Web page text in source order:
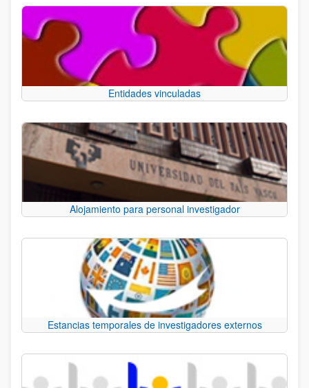
Entidades vinculadas
Alojamiento para personal investigador
Estancias temporales de investigadores externos